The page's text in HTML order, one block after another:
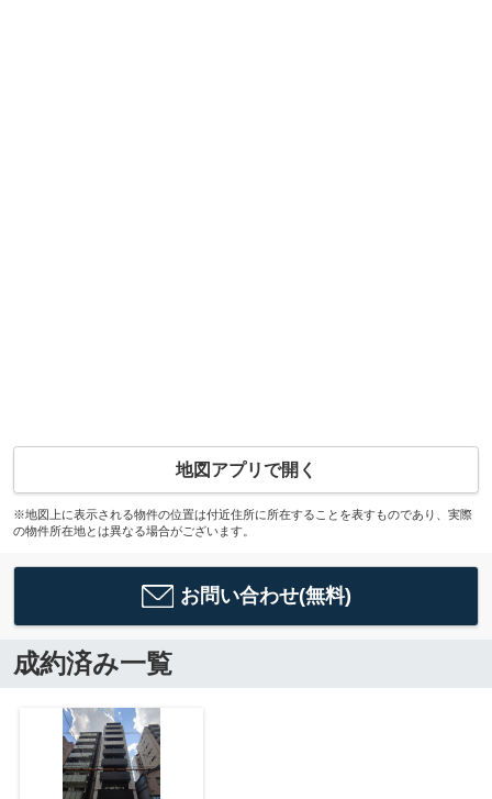
地図アプリで開く
※地図上に表示される物件の位置は付近住所に所在することを表すものであり、実際
の物件所在地とは異なる場合がございます。
お問い合わせ(無料)
成約済み一覧